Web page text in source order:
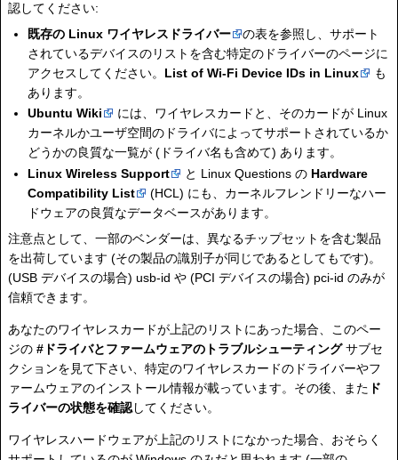
認してください:
既存の Linux ワイヤレスドライバー
の表を参照し、サポート
されているデバイスのリストを含む特定のドライバーのページに
アクセスしてください。 List of Wi-Fi Device IDs in Linux
も
あります。
Ubuntu Wiki
には、ワイヤレスカードと、そのカードが Linux
カーネルかユーザ空間のドライバによってサポートされているか
どうかの良質な一覧が (ドライバ名も含めて) あります。
Linux Wireless Support
と Linux Questions の Hardware
Compatibility List
(HCL) にも、カーネルフレンドリーなハー
ドウェアの良質なデータベースがあります。
注意点として、一部のベンダーは、異なるチップセットを含む製品
を出荷しています (その製品の識別子が同じであるとしてもです)。
(USB デバイスの場合) usb-id や (PCI デバイスの場合) pci-id のみが
信頼できます。
あなたのワイヤレスカードが上記のリストにあった場合、このペー
ジの #ドライバとファームウェアのトラブルシューティングサブセ
クションを見て下さい、特定のワイヤレスカードのドライバーやフ
ァームウェアのインストール情報が載っています。その後、また ド
ライバーの状態を確認してください。
ワイヤレスハードウェアが上記のリストになかった場合、おそらく